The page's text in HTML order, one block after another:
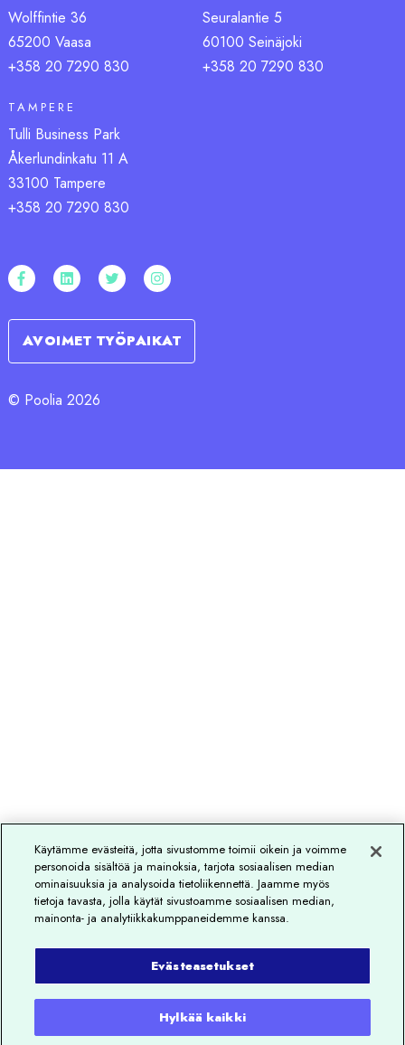
Wolffintie 36
65200 Vaasa
+358 20 7290 830
Seuralantie 5
60100 Seinäjoki
+358 20 7290 830
TAMPERE
Tulli Business Park
Åkerlundinkatu 11 A
33100 Tampere
+358 20 7290 830
AVOIMET TYÖPAIKAT
© Poolia 2026
Käytämme evästeitä, jotta sivustomme toimii oikein ja voimme
personoida sisältöä ja mainoksia, tarjota sosiaalisen median
ominaisuuksia ja analysoida tietoliikennettä. Jaamme myös
tietoja tavasta, jolla käytät sivustoamme sosiaalisen median,
mainonta- ja analytiikkakumppaneidemme kanssa.
Evästeasetukset
Hylkää kaikki